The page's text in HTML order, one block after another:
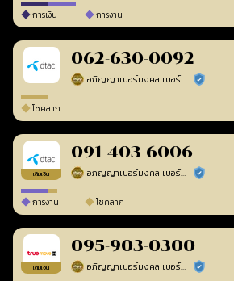
การเงิน การงาน
062-630-0092
อภิญญาเบอร์มงคล เบอร์สวยเลขศาสตร์ ร้านยืนยันแล้ว
โชคลาภ
เติมเงิน
091-403-6006
อภิญญาเบอร์มงคล เบอร์สวยเลขศาสตร์ ร้านยืนยันแล้ว
การงาน โชคลาภ
เติมเงิน
095-903-0300
อภิญญาเบอร์มงคล เบอร์สวยเลขศาสตร์ ร้านยืนยันแล้ว